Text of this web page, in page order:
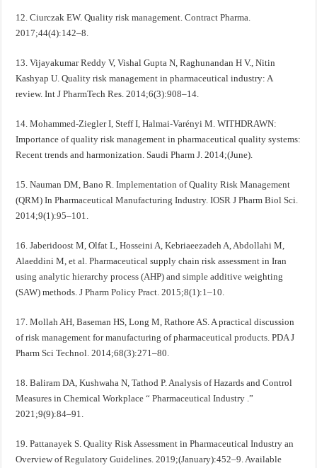
12. Ciurczak EW. Quality risk management. Contract Pharma.
2017;44(4):142–8.
13. Vijayakumar Reddy V, Vishal Gupta N, Raghunandan H V., Nitin
Kashyap U. Quality risk management in pharmaceutical industry: A
review. Int J PharmTech Res. 2014;6(3):908–14.
14. Mohammed-Ziegler I, Steff I, Halmai-Varényi M. WITHDRAWN:
Importance of quality risk management in pharmaceutical quality systems:
Recent trends and harmonization. Saudi Pharm J. 2014;(June).
15. Nauman DM, Bano R. Implementation of Quality Risk Management
(QRM) In Pharmaceutical Manufacturing Industry. IOSR J Pharm Biol Sci.
2014;9(1):95–101.
16. Jaberidoost M, Olfat L, Hosseini A, Kebriaeezadeh A, Abdollahi M,
Alaeddini M, et al. Pharmaceutical supply chain risk assessment in Iran
using analytic hierarchy process (AHP) and simple additive weighting
(SAW) methods. J Pharm Policy Pract. 2015;8(1):1–10.
17. Mollah AH, Baseman HS, Long M, Rathore AS. A practical discussion
of risk management for manufacturing of pharmaceutical products. PDA J
Pharm Sci Technol. 2014;68(3):271–80.
18. Baliram DA, Kushwaha N, Tathod P. Analysis of Hazards and Control
Measures in Chemical Workplace “ Pharmaceutical Industry .”
2021;9(9):84–91.
19. Pattanayek S. Quality Risk Assessment in Pharmaceutical Industry an
Overview of Regulatory Guidelines. 2019;(January):452–9. Available